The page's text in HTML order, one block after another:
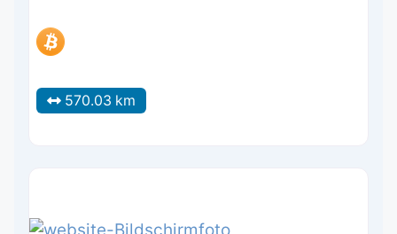
570.03 km